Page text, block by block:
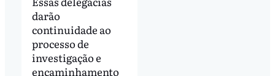
darão
continuidade ao
processo de
investigação e
encaminhamento